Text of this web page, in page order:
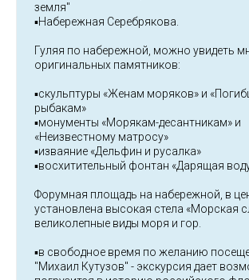
земля"
▪️Набережная Серебрякова.
Гуляя по набережной, можно увидеть
оригинальных памятников:
▪️скульптуры «Женам моряков» и
рыбакам»
▪️монументы «Морякам-десантникам» и
«Неизвестному матросу»
▪️изваяние «Дельфин и русалка»
▪️восхитительный фонтан «Дарящая
Форумная площадь на набережной, в
установлена высокая стела «Морская
великолепные виды моря и гор.
▪️в свободное время по желанию
"Михаил Кутузов" - экскурсия дает